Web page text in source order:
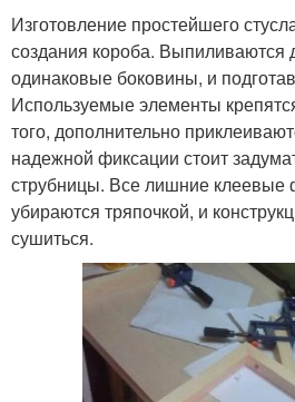
Изготовление простейшего
создания короба. Выпиливаются
одинаковые боковины, и
Используемые элементы
того, дополнительно
надежной фиксации стоит
струбницы. Все лишние клеевые
убираются тряпочкой, и
сушиться.